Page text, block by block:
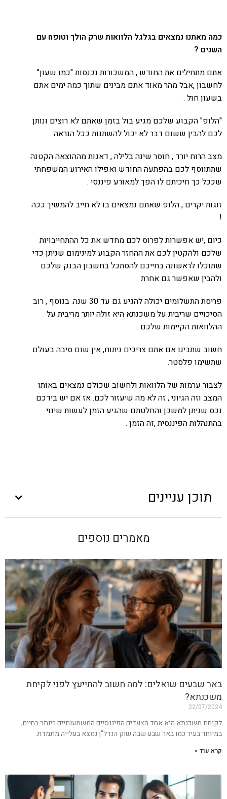
כמה מאתנו נמצאים בגלגל הלוואות שרק הולך וטופח עם
השנים ?
אתם מתחילים את החודש , המשכורות נכנסות "כמו שעון"
לחשבון ,אבל מהר מאוד אתם מבינים שתוך כמה ימים אתם
בשעון חול .
"הלופ" הקבוע שלכם מגיע בול בזמן שאתם לא רוצים ונותן
לכם להבין ששום דבר לא יכול להשתנות ככל הנראה .
מצב הרוח יורד , חוסר שינה בלילה , דאגות מההוצאה הקטנה
שתתווסף לכם בהפתעה החודש ואפילו האירוע המשפחתי
שככל כך חיכיתם לו הפך למאורע פיננסי .
זוגות יקרים , הלופ שאתם נמצאים בו לא חייב להמשיך ככה
!
כיום ,יש אפשרות לפרוס לכם מחדש את כל ההתחייבויות
שלכם ולהקטין לכם את ההחזר הקבוע למינימום שניתן כדי
שתוכלו לראשונה בחייכם להסתכל בחשבון הבנק שלכם
ולהבין שאפשר גם אחרת .
פריסת התשלומים יכולה להגיע גם עד 30 שנה. בנוסף , רוב
הסיכויים שריבית על משכנתא היא זולה יותר מריבית על
ההלוואות הקיימות שלכם .
חשוב שתבינו אם אתם צריכים ניתוח, אין שום סיבה בעולם
שתשימו פלסטר.
לצבור ערמות של הלוואות ולחשוב שכולם נמצאים באותו
המצב וזה הגיוני , זה לא מה שיעזור לכם. אז אם יש בידכם
נכס שניתן למשכן והחלטתם שהגיע הזמן לעשות שינוי
בהתנהלות הפיננסית ,זה הזמן .
תוכן עניינים
מאמרים נוספים
באר שבעים שואלים: למה חשוב להתייעץ לפני לקיחת
משכנתא?
22/07/2024
לקיחת משכנתא היא אחד הצעדים הפיננסיים המשמעותיים ביותר בחיים,
במיוחד בעיר כמו באר שבע שבה שוק הנדל"ן נמצא בעלייה מתמדת.
קרא עוד »